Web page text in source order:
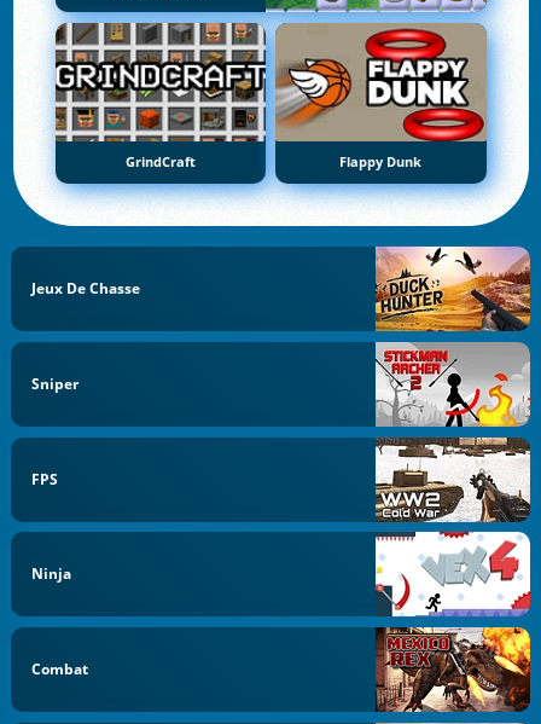
GrindCraft Flappy Dunk
Jeux De Chasse
Sniper
FPS
Ninja
Combat